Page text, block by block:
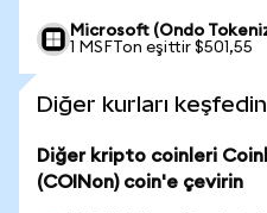
Microsoft (Ondo
1 MSFTon eşittir $501,55
Diğer kurları keşfedin
Diğer kripto coinleri
(COINon) coin'e çevirin